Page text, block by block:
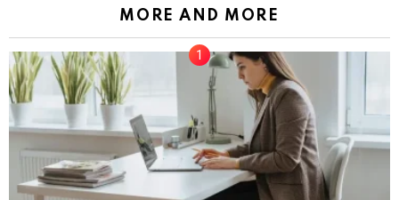
MORE AND MORE